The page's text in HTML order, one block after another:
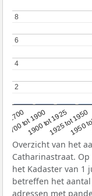
1700
1700 tot 1900
1900 tot 19251925 tot 1950
1950
2
2
4
4
6
6
8
8
Overzicht van het
Catharinastraat.
het Kadaster van 1
betreffen het
adressen met